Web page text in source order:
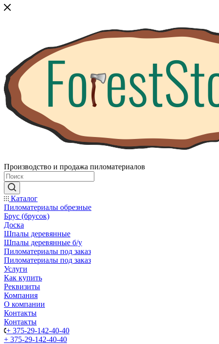
Производство и продажа пиломатериалов
Каталог
Пиломатериалы обрезные
Брус (брусок)
Доска
Шпалы деревянные
Шпалы деревянные б/у
Пиломатериалы под заказ
Пиломатериалы под заказ
Услуги
Как купить
Реквизиты
Компания
О компании
Контакты
Контакты
+ 375-29-142-40-40
+ 375-29-142-40-40